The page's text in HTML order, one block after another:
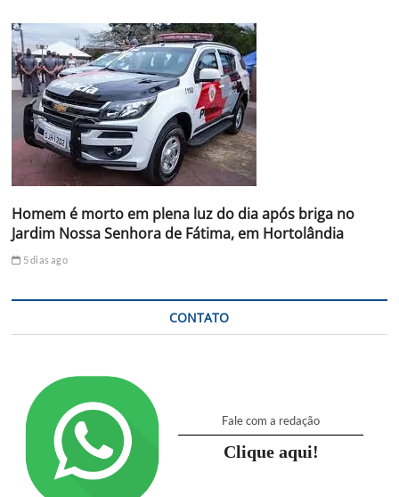
Homem é morto em plena luz do dia após briga no
Jardim Nossa Senhora de Fátima, em Hortolândia
5 dias ago
CONTATO
Fale com a redação
Clique aqui!